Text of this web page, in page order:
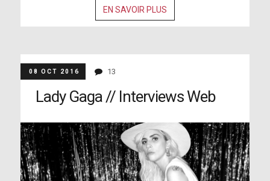
EN SAVOIR PLUS
08 OCT 2016 13
Lady Gaga // Interviews Web